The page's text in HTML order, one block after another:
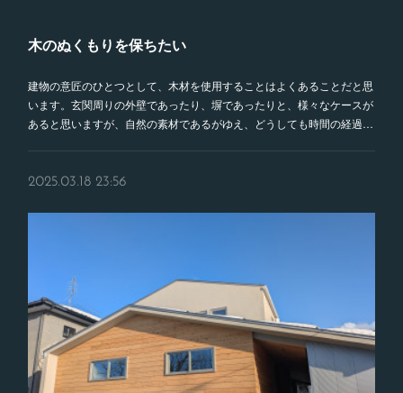
木のぬくもりを保ちたい
建物の意匠のひとつとして、木材を使用することはよくあることだと思
います。玄関周りの外壁であったり、塀であったりと、様々なケースが
あると思いますが、自然の素材であるがゆえ、どうしても時間の経過…
2025.03.18 23:56